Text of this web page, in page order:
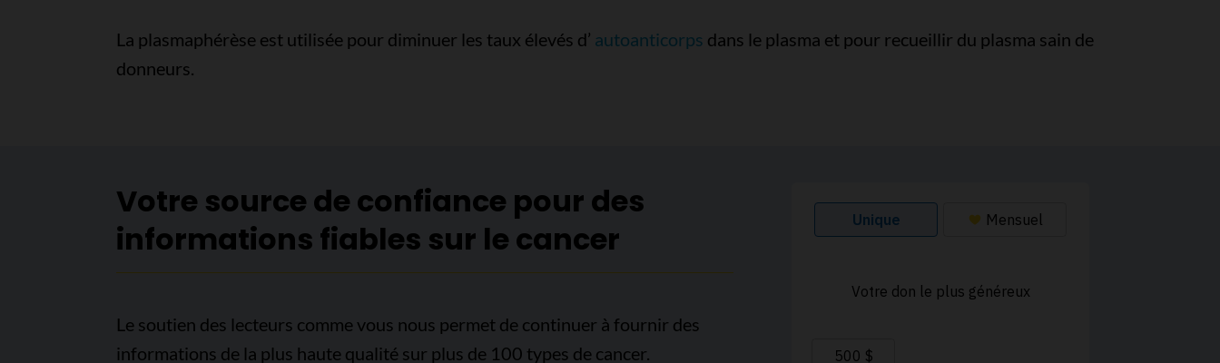
La plasmaphérèse est utilisée pour diminuer les taux élevés d’ autoanticorps dans le plasma et pour recueillir du plasma sain de
donneurs.
Votre source de confiance pour des
informations fiables sur le cancer
Le soutien des lecteurs comme vous nous permet de continuer à fournir des
informations de la plus haute qualité sur plus de 100 types de cancer.